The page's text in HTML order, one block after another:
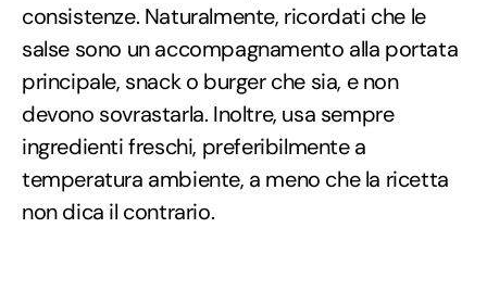
consistenze. Naturalmente, ricordati che le
salse sono un accompagnamento alla portata
principale, snack o burger che sia, e non
devono sovrastarla. Inoltre, usa sempre
ingredienti freschi, preferibilmente a
temperatura ambiente, a meno che la ricetta
non dica il contrario.